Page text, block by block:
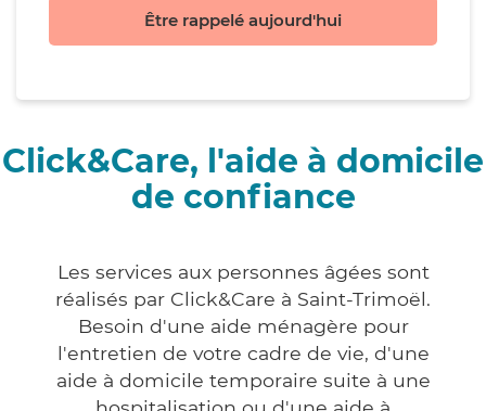
Être rappelé aujourd'hui
Click&Care, l'aide à domicile
de confiance
Les services aux personnes âgées sont
réalisés par Click&Care à Saint-Trimoël.
Besoin d'une aide ménagère pour
l'entretien de votre cadre de vie, d'une
aide à domicile temporaire suite à une